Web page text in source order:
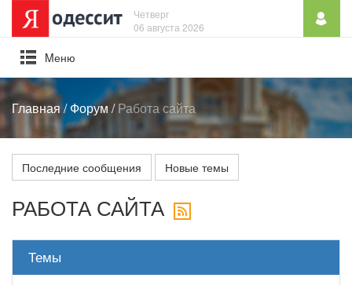
Четверг
06 августа 2026
Mеню
Главная/Форум /Работа сайта
Последние сообщения Новые темы
РАБОТА САЙТА
Темы